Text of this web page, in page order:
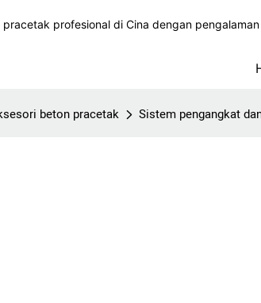
profesional di Cina dengan
beton pracetak Sistem pengangkat